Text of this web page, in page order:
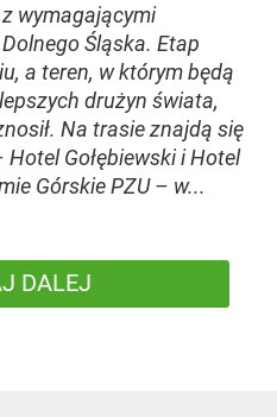
wymagającymi
Śląska. Etap
a teren, w którym będą
drużyn świata,
Na trasie znajdą się
Gołębiewski i Hotel
Górskie PZU – w...
DALEJ